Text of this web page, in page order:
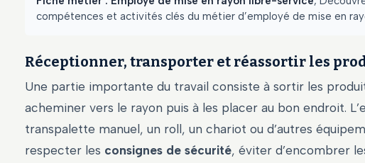
compétences et activités clés du métier d’employé de mise en
Réceptionner, transporter et réassortir les
Une partie importante du travail consiste à sortir les
acheminer vers le rayon puis à les placer au bon endroit.
transpalette manuel, un roll, un chariot ou d’autres
respecter les consignes de sécurité, éviter d’encombrer